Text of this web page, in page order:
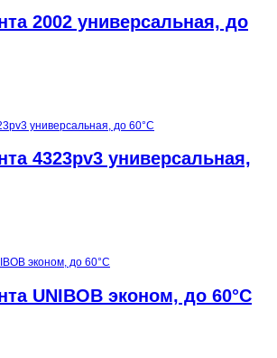
2002 универсальная, до
4323pv3 универсальная,
UNIBOB эконом, до 60°C